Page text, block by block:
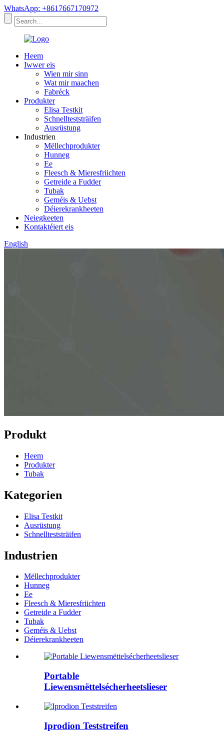
WhatsApp: +8617667170972
Heem
Iwwer eis
Wien mir sinn
Wat mir maachen
Fabréck
Produkter
Elisa Testkit
Schnellteststräifen
Ausrüstung
Industrien
Mëllechprodukter
Hunneg
Ee
Fleesch & Mieresfriichten
Getreide a Fudder
Tubak
Geméis & Uebst
Déierekrankheeten
Neiegkeeten
Kontaktéiert eis
English
Produkt
Heem
Produkter
Tubak
Kategorien
Elisa Testkit
Ausrüstung
Schnellteststräifen
Industrien
Mëllechprodukter
Hunneg
Ee
Fleesch & Mieresfriichten
Getreide a Fudder
Tubak
Geméis & Uebst
Déierekrankheeten
Portable
Liewensmëttelsécherheetslieser
Iprodion Teststreifen